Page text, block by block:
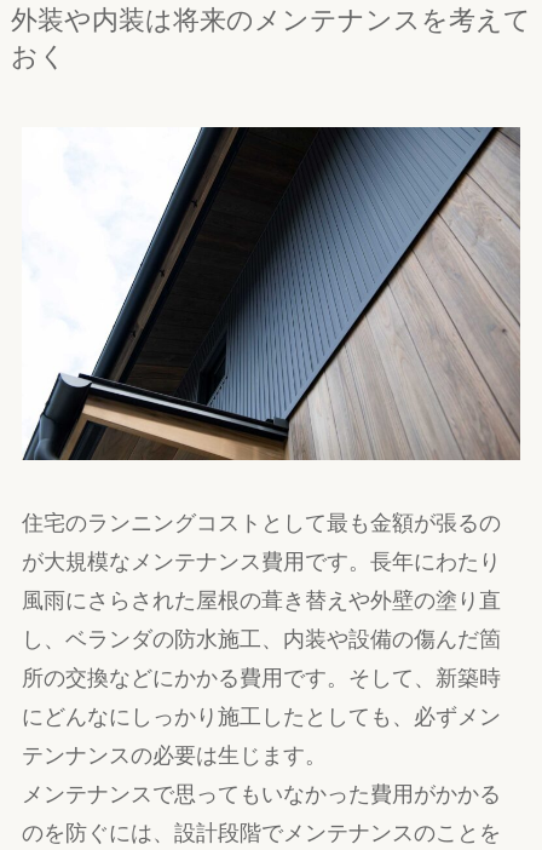
外装や内装は将来のメンテナンスを考えて
おく
住宅のランニングコストとして最も金額が張るの
が大規模なメンテナンス費用です。長年にわたり
風雨にさらされた屋根の葺き替えや外壁の塗り直
し、ベランダの防水施工、内装や設備の傷んだ箇
所の交換などにかかる費用です。そして、新築時
にどんなにしっかり施工したとしても、必ずメン
テンナンスの必要は生じます。
メンテナンスで思ってもいなかった費用がかかる
のを防ぐには、設計段階でメンテナンスのことを